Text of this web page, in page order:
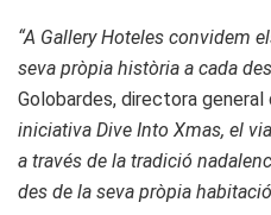
“A Gallery Hoteles convidem
seva pròpia història a cada
Golobardes, directora
iniciativa Dive Into Xmas, el
a través de la tradició
des de la seva pròpia